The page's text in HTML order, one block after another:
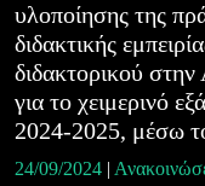
υλοποίησης της
διδακτικής
διδακτορικού
για το χειμερινό
2024-2025, μέσω
24/09/2024 |